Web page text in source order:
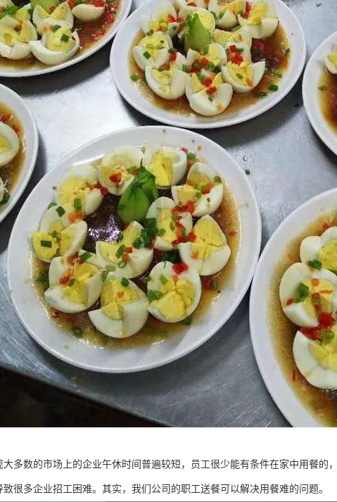
大多数的市场上的企业午休时间普遍较短，员工很少能有条件在家中用餐的
很多企业招工困难。其实，我们公司的职工送餐可以解决用餐难的问题。